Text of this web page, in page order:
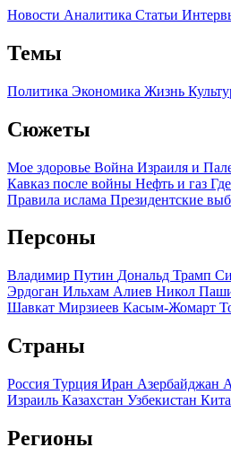
Новости Аналитика Статьи
Темы
Политика Экономика Жизнь
Сюжеты
Мое здоровье Война Израиля и
Кавказ после войны Нефть и газ
Правила ислама Президентские
Персоны
Владимир Путин Дональд Трамп
Эрдоган Ильхам Алиев Никол
Шавкат Мирзиеев Касым-Жомарт
Страны
Россия Турция Иран Азербайджан
Израиль Казахстан Узбекистан
Регионы